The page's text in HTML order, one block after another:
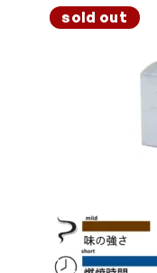
sold out